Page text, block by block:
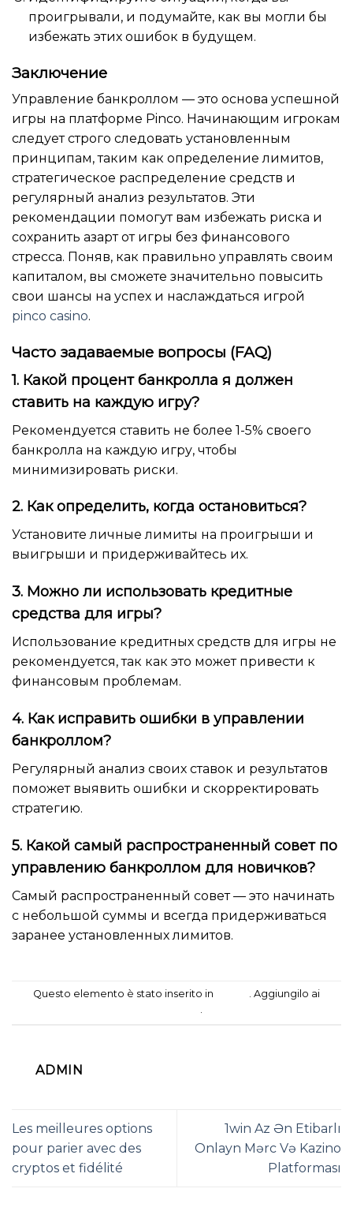
проигрывали, и подумайте, как вы могли бы
избежать этих ошибок в будущем.
Заключение
Управление банкроллом — это основа успешной
игры на платформе Pinco. Начинающим игрокам
следует строго следовать установленным
принципам, таким как определение лимитов,
стратегическое распределение средств и
регулярный анализ результатов. Эти
рекомендации помогут вам избежать риска и
сохранить азарт от игры без финансового
стресса. Поняв, как правильно управлять своим
капиталом, вы сможете значительно повысить
свои шансы на успех и наслаждаться игрой
pinco casino.
Часто задаваемые вопросы (FAQ)
1. Какой процент банкролла я должен
ставить на каждую игру?
Рекомендуется ставить не более 1-5% своего
банкролла на каждую игру, чтобы
минимизировать риски.
2. Как определить, когда остановиться?
Установите личные лимиты на проигрыши и
выигрыши и придерживайтесь их.
3. Можно ли использовать кредитные
средства для игры?
Использование кредитных средств для игры не
рекомендуется, так как это может привести к
финансовым проблемам.
4. Как исправить ошибки в управлении
банкроллом?
Регулярный анализ своих ставок и результатов
поможет выявить ошибки и скорректировать
стратегию.
5. Какой самый распространенный совет по
управлению банкроллом для новичков?
Самый распространенный совет — это начинать
с небольшой суммы и всегда придерживаться
заранее установленных лимитов.
Questo elemento è stato inserito in
. Aggiungilo ai
.
ADMIN
Les meilleures options
pour parier avec des
cryptos et fidélité
1win Az Ən Etibarlı
Onlayn Mərc Və Kazino
Platforması